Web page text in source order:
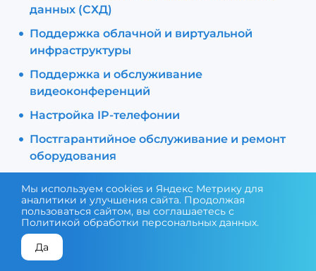
данных (СХД)
Поддержка облачной и виртуальной
инфраструктуры
Поддержка и обслуживание
видеоконференций
Настройка IP-телефонии
Постгарантийное обслуживание и ремонт
оборудования
Инженерная инфраструктура
зданий, серверных и ЦОД
КОНСУЛЬТАЦИЯ ЭКСПЕРТА
Мы используем cookies и Яндекс Метрику для
аналитики и улучшения сайта. Продолжая
пользоваться сайтом, вы соглашаетесь с
Политикой обработки персональных данных.
Да